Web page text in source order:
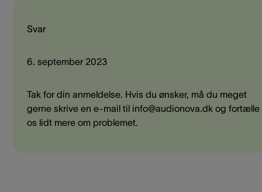
Svar
6. september 2023
Tak for din anmeldelse. Hvis du ønsker, må du meget
gerne skrive en e-mail til info@audionova.dk og fortælle
os lidt mere om problemet.